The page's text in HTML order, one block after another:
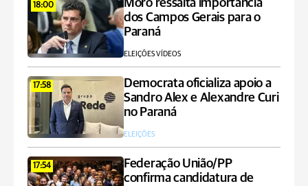
18:00
Moro ressalta importância
dos Campos Gerais para o
Paraná
ELEIÇÕES VÍDEOS
17:58
Democrata oficializa apoio a
Sandro Alex e Alexandre Curi
no Paraná
ELEIÇÕES
17:54
Federação União/PP
confirma candidatura de